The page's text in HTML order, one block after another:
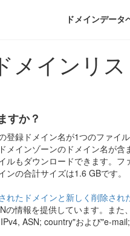
ドメインデータ
メインリ
すか？
登録ドメイン名が1つのファイ
メインゾーンのドメイン名が
ルもダウンロードできます。
の合計サイズは1.6 GBです。
れたドメインと新しく削除され
の情報を提供しています。ま
ASN; country"および"e-